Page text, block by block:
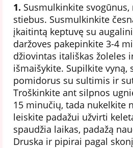
1. Susmulkinkite
stiebus. Susmulkinkite
įkaitintą keptuvę su
daržoves pakepinkite 3-4
džiovintas itališkas žoleles
išmaišykite. Supilkite vyną,
pomidorus su sultimis ir
Troškinkite ant silpnos
15 minučių, tada nukelkite
leiskite padažui užvirti
spaudžia laikas, padažą
Druska ir pipirai pagal